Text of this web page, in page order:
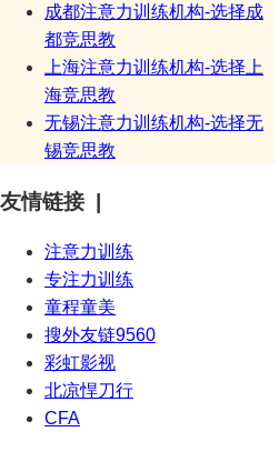
成都注意力训练机构-选择成
都竞思教
上海注意力训练机构-选择上
海竞思教
无锡注意力训练机构-选择无
锡竞思教
友情链接 |
注意力训练
专注力训练
童程童美
搜外友链9560
彩虹影视
北凉悍刀行
CFA